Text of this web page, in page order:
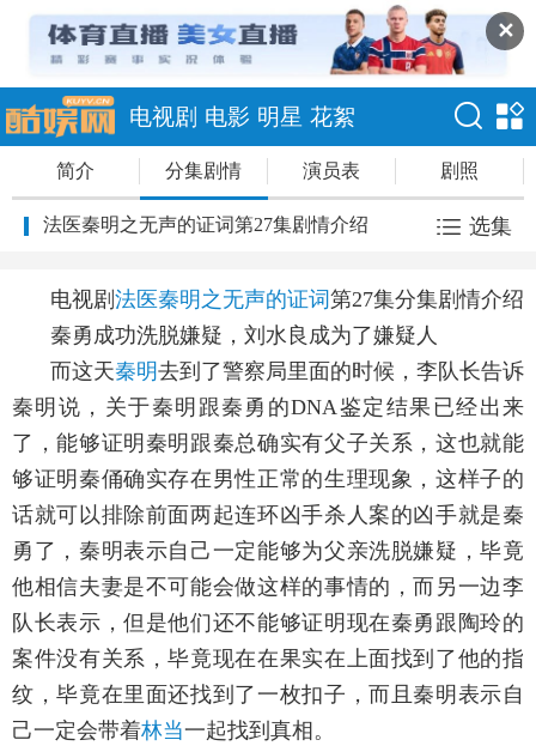
✕
电视剧 电影 明星 花絮
简介 分集剧情 演员表 剧照
法医秦明之无声的证词第27集剧情介绍 选集
电视剧 法医秦明之无声的证词第27集分集剧情介绍
秦勇成功洗脱嫌疑，刘水良成为了嫌疑人
而这天秦明去到了警察局里面的时候，李队长告诉
秦明说，关于秦明跟秦勇的DNA鉴定结果已经出来
了，能够证明秦明跟秦总确实有父子关系，这也就能
够证明秦俑确实存在男性正常的生理现象，这样子的
话就可以排除前面两起连环凶手杀人案的凶手就是秦
勇了，秦明表示自己一定能够为父亲洗脱嫌疑，毕竟
他相信夫妻是不可能会做这样的事情的，而另一边李
队长表示，但是他们还不能够证明现在秦勇跟陶玲的
案件没有关系，毕竟现在在果实在上面找到了他的指
纹，毕竟在里面还找到了一枚扣子，而且秦明表示自
己一定会带着林当一起找到真相。